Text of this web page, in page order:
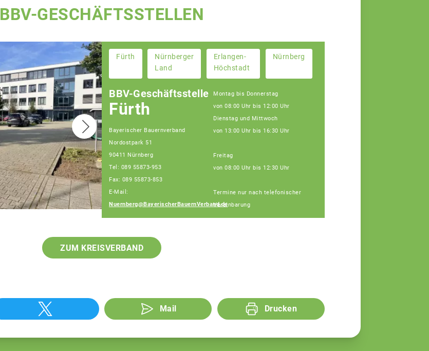
BBV-GESCHÄFTSSTELLEN
Christian Huber
Fürth
Nürnberger
Land
Erlangen-
Höchstadt
Nürnberg
BBV-Geschäftsstelle
Fürth
Bayerischer Bauernverband
Nordostpark 51
90411 Nürnberg
Tel: 089 55873-953
Fax: 089 55873-853
E-Mail:
Nuernberg@BayerischerBauernVerband.de
Montag bis Donnerstag
von 08:00 Uhr bis 12:00 Uhr
Dienstag und Mittwoch
von 13:00 Uhr bis 16:30 Uhr
Freitag
von 08:00 Uhr bis 12:30 Uhr
Termine nur nach telefonischer
Vereinbarung
ZUM KREISVERBAND
Mail Drucken